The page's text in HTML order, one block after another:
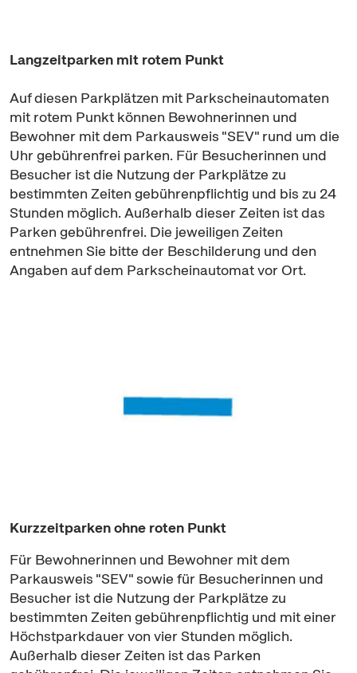
Langzeitparken mit rotem Punkt
Auf diesen Parkplätzen mit Parkscheinautomaten
mit rotem Punkt können Bewohnerinnen und
Bewohner mit dem Parkausweis "SEV" rund um die
Uhr gebührenfrei parken. Für Besucherinnen und
Besucher ist die Nutzung der Parkplätze zu
bestimmten Zeiten gebührenpflichtig und bis zu 24
Stunden möglich. Außerhalb dieser Zeiten ist das
Parken gebührenfrei. Die jeweiligen Zeiten
entnehmen Sie bitte der Beschilderung und den
Angaben auf dem Parkscheinautomat vor Ort.
Kurzzeitparken ohne roten Punkt
Für Bewohnerinnen und Bewohner mit dem
Parkausweis "SEV" sowie für Besucherinnen und
Besucher ist die Nutzung der Parkplätze zu
bestimmten Zeiten gebührenpflichtig und mit einer
Höchstparkdauer von vier Stunden möglich.
Außerhalb dieser Zeiten ist das Parken